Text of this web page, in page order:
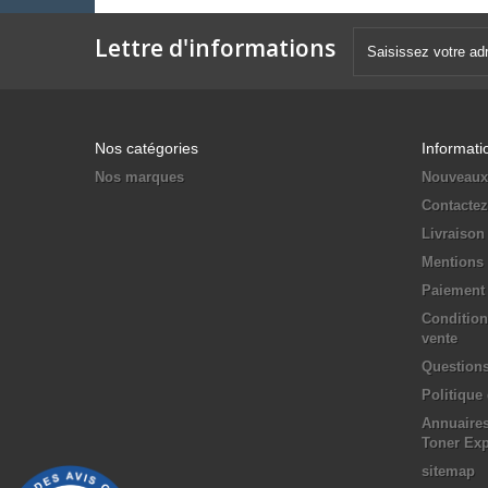
Lettre d'informations
Nos catégories
Nos marques
Livraison
Mentions
vente
Politique
Toner
sitemap